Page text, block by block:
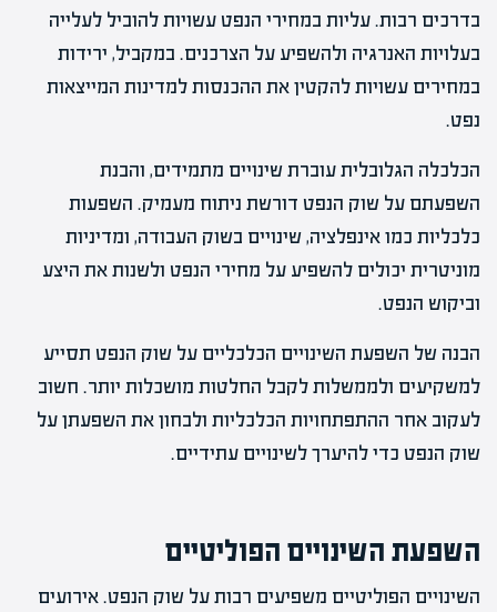
בדרכים רבות. עליות במחירי הנפט עשויות להוביל לעלייה
בעלויות האנרגיה ולהשפיע על הצרכנים. במקביל, ירידות
במחירים עשויות להקטין את ההכנסות למדינות המייצאות
נפט.
הכלכלה הגלובלית עוברת שינויים מתמידים, והבנת
השפעתם על שוק הנפט דורשת ניתוח מעמיק. השפעות
כלכליות כמו אינפלציה, שינויים בשוק העבודה, ומדיניות
מוניטרית יכולים להשפיע על מחירי הנפט ולשנות את היצע
וביקוש הנפט.
הבנה של השפעת השינויים הכלכליים על שוק הנפט תסייע
למשקיעים ולממשלות לקבל החלטות מושכלות יותר. חשוב
לעקוב אחר ההתפתחויות הכלכליות ולבחון את השפעתן על
שוק הנפט כדי להיערך לשינויים עתידיים.
השפעת השינויים הפוליטיים
השינויים הפוליטיים משפיעים רבות על שוק הנפט. אירועים